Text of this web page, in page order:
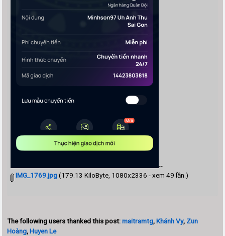
--
IMG_1769.jpg(179.13 KiloByte, 1080x2336 - xem 49 lần.)
The following users thanked this post:maitramtg,Khánh Vy, Zun
Hoàng,Huyen Le